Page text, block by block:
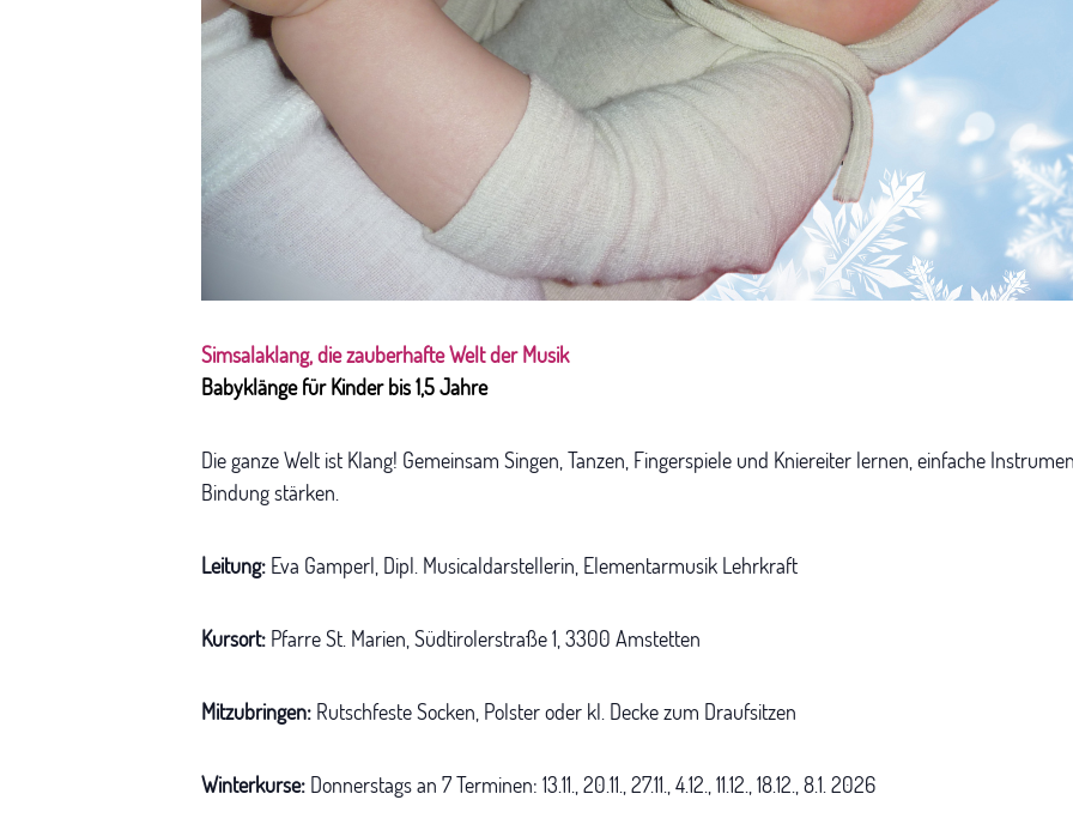
Simsalaklang, die zauberhafte Welt der Musik
Babyklänge für Kinder bis 1,5 Jahre
Die ganze Welt ist Klang! Gemeinsam Singen, Tanzen, Fingerspiele und Kniereiter lernen, einfache
Bindung stärken.
Leitung: Eva Gamperl, Dipl. Musicaldarstellerin, Elementarmusik Lehrkraft
Kursort: Pfarre St. Marien, Südtirolerstraße 1, 3300 Amstetten
Mitzubringen: Rutschfeste Socken, Polster oder kl. Decke zum Draufsitzen
Winterkurse: Donnerstags an 7 Terminen: 13.11., 20.11., 27.11., 4.12., 11.12., 18.12., 8.1. 2026